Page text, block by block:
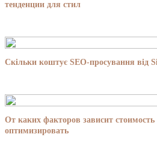
тенденции для стил
Скільки коштує SEO-просування від
От каких факторов зависит
оптимизировать